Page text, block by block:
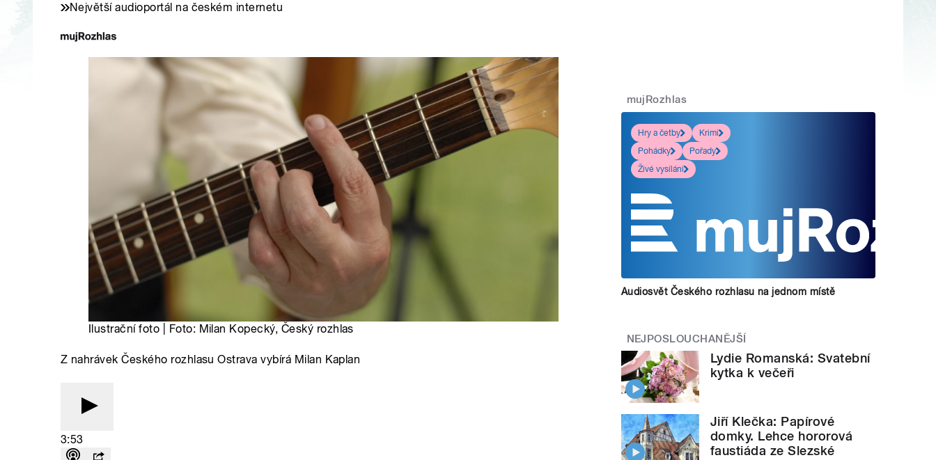
Největší audioportál na českém internetu
Ilustrační foto | Foto: Milan Kopecký, Český rozhlas
Z nahrávek Českého rozhlasu Ostrava vybírá Milan Kaplan
3:53
mujRozhlas
Hry a četby
Krimi
Pohádky
Pořady
Živé vysílání
Audiosvět Českého rozhlasu na jednom místě
NEJPOSLOUCHANĚJŠÍ
Lydie Romanská: Svatební
kytka k večeři
Jiří Klečka: Papírové
domky. Lehce hororová
faustiáda ze Slezské